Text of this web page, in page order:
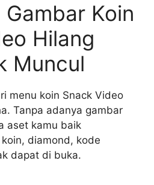
Koin
Hilang
Muncul
menu koin Snack Video
Tanpa adanya gambar
aset kamu baik
diamond, kode
dapat di buka.